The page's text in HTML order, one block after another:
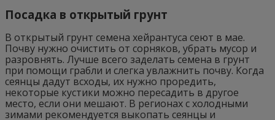
Посадка в открытый грунт
В открытый грунт семена хейрантуса сеют в мае.
Почву нужно очистить от сорняков, убрать мусор и
разровнять. Лучше всего заделать семена в грунт
при помощи грабли и слегка увлажнить почву. Когда
сеянцы дадут всходы, их нужно проредить,
некоторые кустики можно пересадить в другое
место, если они мешают. В регионах с холодными
зимами рекомендуется выкопать сеянцы и